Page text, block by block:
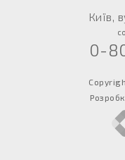
Київ,
0-